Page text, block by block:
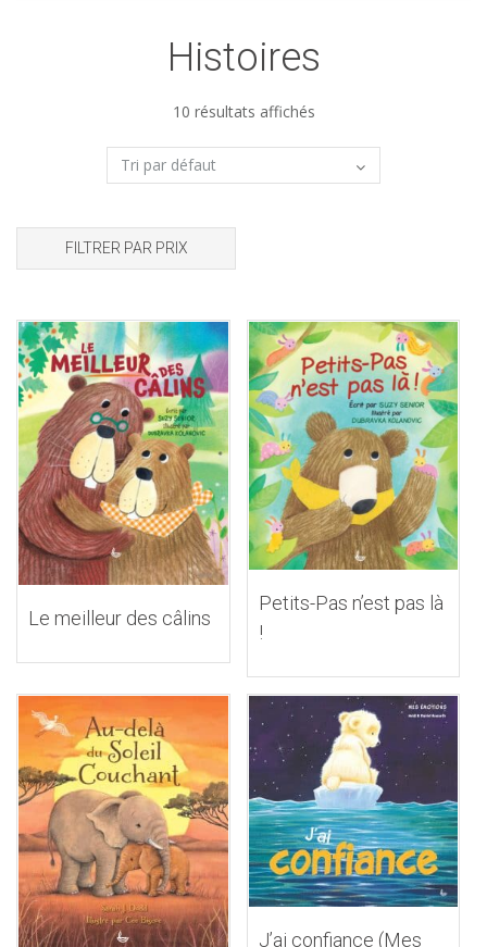
Histoires
10 résultats affichés
FILTRER PAR PRIX
Le meilleur des câlins
Petits-Pas n’est pas là
!
J’ai confiance (Mes